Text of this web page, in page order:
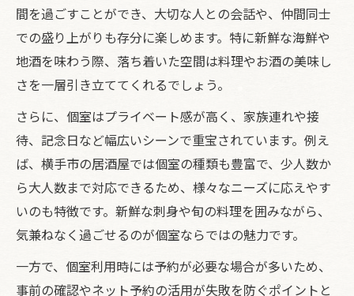
間を過ごすことができ、大切な人との会話や、仲間同士
での盛り上がりも存分に楽しめます。特に新鮮な海鮮や
地酒を味わう際、落ち着いた空間は料理やお酒の美味し
さを一層引き立ててくれるでしょう。
さらに、個室はプライベート感が高く、家族連れや接
待、記念日など幅広いシーンで重宝されています。例え
ば、横手市の居酒屋では個室の種類も豊富で、少人数か
ら大人数まで対応できるため、様々なニーズに応えやす
いのも特徴です。新鮮な刺身や旬の料理を囲みながら、
気兼ねなく過ごせるのが個室ならではの魅力です。
一方で、個室利用時には予約が必要な場合が多いため、
事前の確認やネット予約の活用が失敗を防ぐポイントと